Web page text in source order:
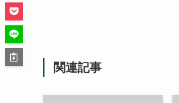
関連記事